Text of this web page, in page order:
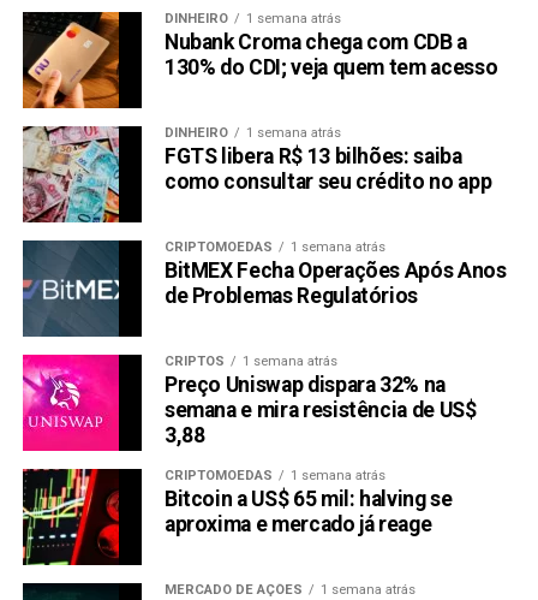
DINHEIRO 1 semana atrás
Nubank Croma chega com CDB a
130% do CDI; veja quem tem acesso
DINHEIRO 1 semana atrás
FGTS libera R$ 13 bilhões: saiba
como consultar seu crédito no app
CRIPTOMOEDAS 1 semana atrás
BitMEX Fecha Operações Após Anos
de Problemas Regulatórios
CRIPTOS 1 semana atrás
Preço Uniswap dispara 32% na
semana e mira resistência de US$
3,88
CRIPTOMOEDAS 1 semana atrás
Bitcoin a US$ 65 mil: halving se
aproxima e mercado já reage
MERCADO DE AÇÕES 1 semana atrás